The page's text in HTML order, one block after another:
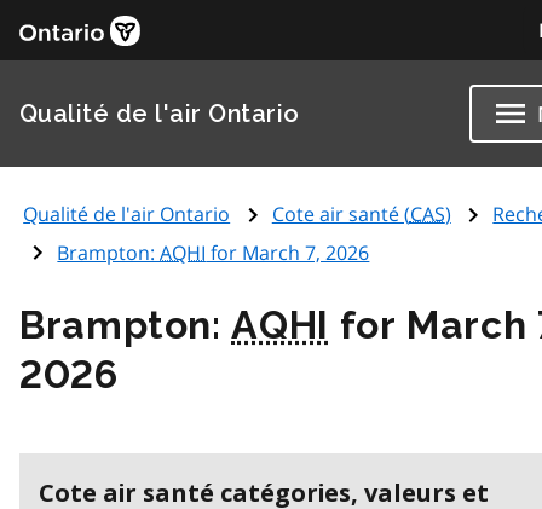
Qualité de l'air Ontario
Qualité de l'air Ontario Cote air santé (CAS)
Brampton:AQHI for March 7, 2026
Brampton:AQHI for March
2026
Cote air santé catégories, valeurs et